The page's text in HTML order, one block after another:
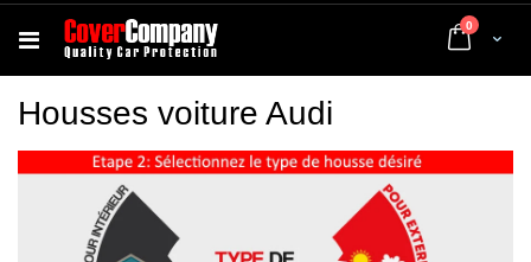
Cart
0 articles
Housses voiture Audi